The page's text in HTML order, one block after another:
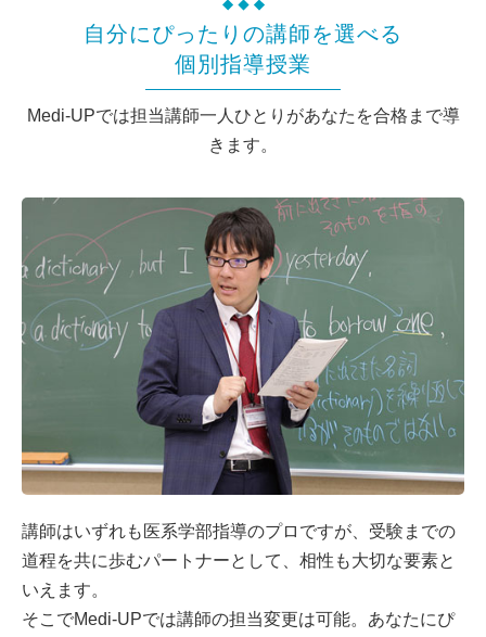
自分にぴったりの講師を選べる
個別指導授業
Medi-UPでは担当講師一人ひとりがあなたを合格まで導
きます。
講師はいずれも医系学部指導のプロですが、受験までの
道程を共に歩むパートナーとして、相性も大切な要素と
いえます。
そこでMedi-UPでは講師の担当変更は可能。あなたにぴ